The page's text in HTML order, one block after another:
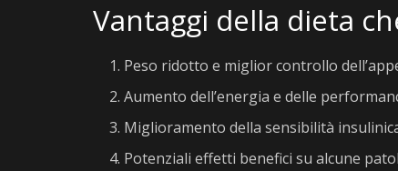
Vantaggi della dieta
Peso ridotto e miglior controllo
Aumento dell’energia e delle
Miglioramento della sensibilità
Potenziali effetti benefici su alcune